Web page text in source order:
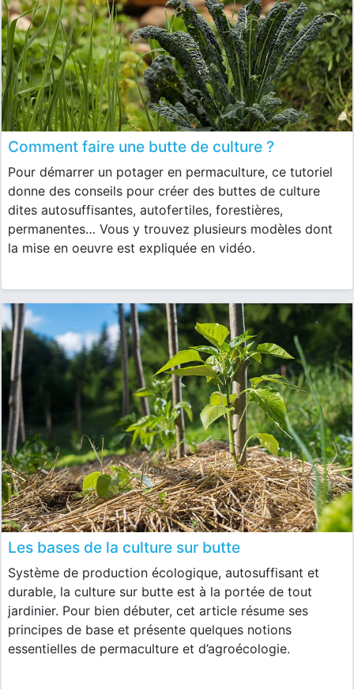
Comment faire une butte de culture ?
Pour démarrer un potager en permaculture, ce tutoriel
donne des conseils pour créer des buttes de culture
dites autosuffisantes, autofertiles, forestières,
permanentes… Vous y trouvez plusieurs modèles dont
la mise en oeuvre est expliquée en vidéo.
Les bases de la culture sur butte
Système de production écologique, autosuffisant et
durable, la culture sur butte est à la portée de tout
jardinier. Pour bien débuter, cet article résume ses
principes de base et présente quelques notions
essentielles de permaculture et d’agroécologie.